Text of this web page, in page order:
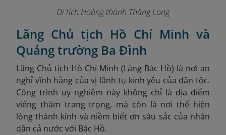
Di tích Hoàng thành Thăng Long
Lăng Chủ tịch Hồ Chí Minh và
Quảng trường Ba Đình
Lăng Chủ tịch Hồ Chí Minh (Lăng Bác Hồ) là nơi an
nghỉ vĩnh hằng của vị lãnh tụ kính yêu của dân tộc.
Công trình uy nghiêm này không chỉ là địa điểm
viếng thăm trang trọng, mà còn là nơi thể hiện
lòng thành kính và niềm biết ơn sâu sắc của nhân
dân cả nước với Bác Hồ.